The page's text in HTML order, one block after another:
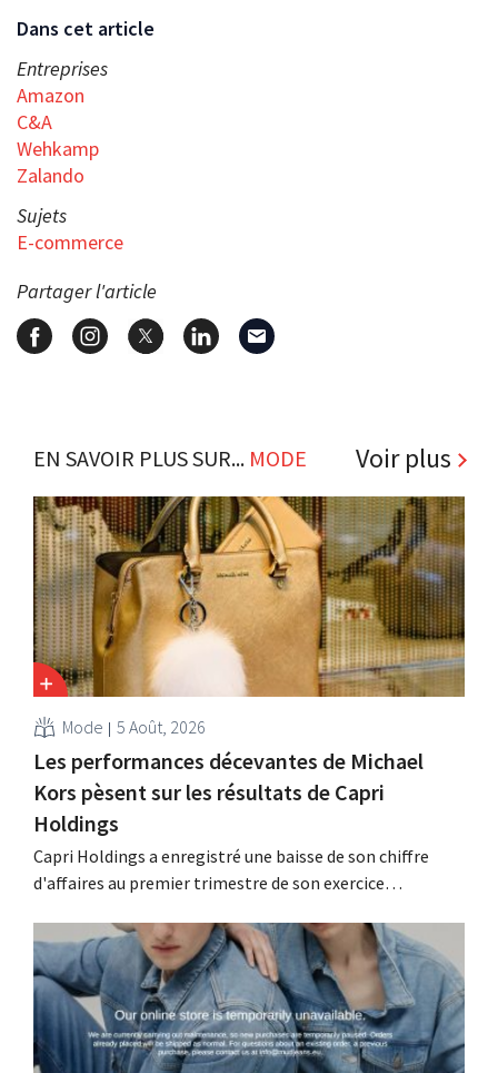
Dans cet article
Entreprises
Amazon
C&A
Wehkamp
Zalando
Sujets
E-commerce
Partager l'article
EN SAVOIR PLUS SUR... MODE Voir plus
Mode 5 Août, 2026
Les performances décevantes de Michael
Kors pèsent sur les résultats de Capri
Holdings
Capri Holdings a enregistré une baisse de son chiffre
d'affaires au premier trimestre de son exercice
performances décevantes de Michael Kors, malgré les
bons résultats de Jimmy Choo.